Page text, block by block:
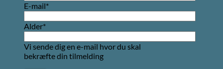
E-mail*
Alder*
Vi sende dig en e-mail hvor du skal
bekræfte din tilmelding